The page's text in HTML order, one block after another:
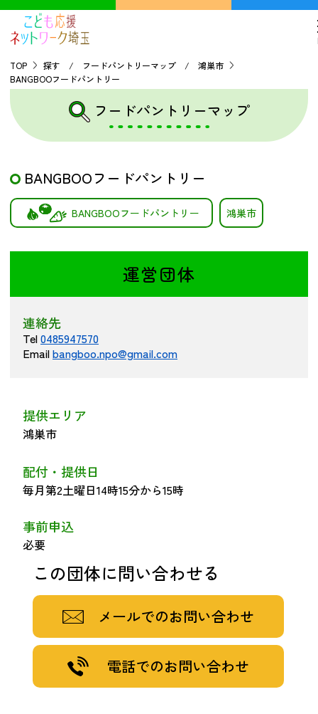
新着情報 音声読み上げ お問い合わせ
TOP
こどもの貧困について
探す
こどもの居場所マップ
バーチャルユースセンター
会員募集
お金を寄付する（埼玉県社会福祉協議会HP）
居場所づくりアドバイザー
助成金情報
TOP
探す / フードパントリーマップ / 鴻巣市
BANGBOOフードパントリー
フードパントリーマップ
BANGBOOフードパントリー
BANGBOOフードパントリー 鴻巣市
運営団体
連絡先
Tel0485947570
Emailbangboo.npo@gmail.com
提供エリア
鴻巣市
配付・提供日
毎月第2土曜日14時15分から15時
事前申込
必要
この団体に問い合わせる
メールでのお問い合わせ
電話でのお問い合わせ